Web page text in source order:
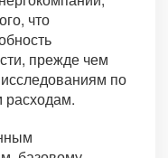
что
прежде чем
по